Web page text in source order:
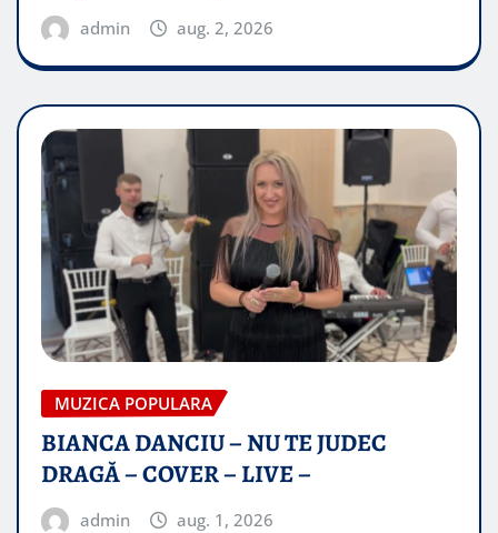
admin aug. 2, 2026
MUZICA POPULARA
BIANCA DANCIU – NU TE JUDEC
DRAGĂ – COVER – LIVE –
admin aug. 1, 2026